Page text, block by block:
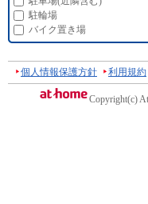
駐輪場
バイク置き場
個人情報保護方針 利用規約
Copyright(c)